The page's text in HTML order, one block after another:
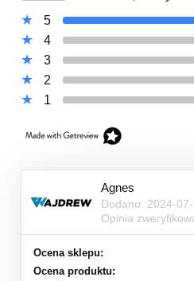
5
4
3
2
1
Agnes
Dodano: 2024-
Opinia
Ocena sklepu:
Ocena produktu: